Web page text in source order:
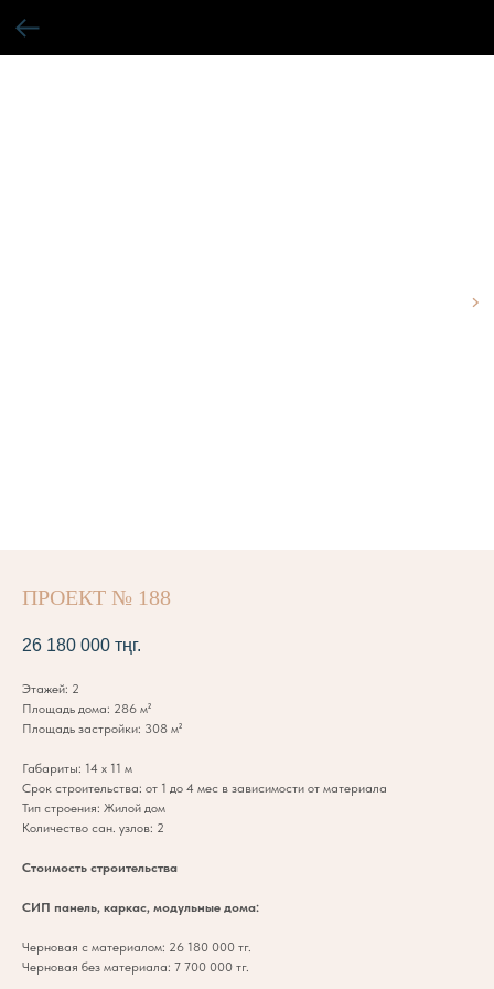
ПРОЕКТ № 188
26 180 000 тңг.
Этажей: 2
Площадь дома: 286 м²
Площадь застройки: 308 м²
Габариты: 14 х 11 м
Срок строительства: от 1 до 4 мес в зависимости от материала
Тип строения: Жилой дом
Количество сан. узлов: 2
Стоимость строительства
СИП панель, каркас, модульные дома:
Черновая с материалом: 26 180 000 тг.
Черновая без материала: 7 700 000 тг.